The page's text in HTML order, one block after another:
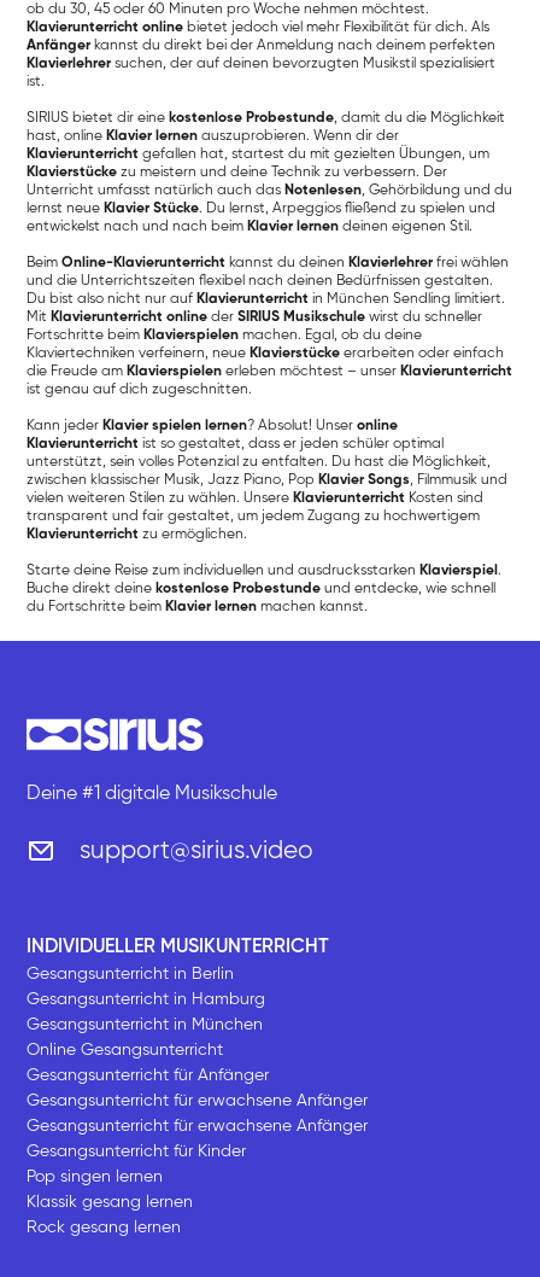
ob du 30, 45 oder 60 Minuten pro Woche nehmen möchtest.
Klavierunterricht online bietet jedoch viel mehr Flexibilität für dich. Als
Anfänger kannst du direkt bei der Anmeldung nach deinem perfekten
Klavierlehrer suchen, der auf deinen bevorzugten Musikstil spezialisiert
ist.
SIRIUS bietet dir eine kostenlose Probestunde, damit du die Möglichkeit
hast, online Klavier lernen auszuprobieren. Wenn dir der
Klavierunterricht gefallen hat, startest du mit gezielten Übungen, um
Klavierstücke zu meistern und deine Technik zu verbessern. Der
Unterricht umfasst natürlich auch das Notenlesen, Gehörbildung und du
lernst neue Klavier Stücke. Du lernst, Arpeggios fließend zu spielen und
entwickelst nach und nach beim Klavier lernen deinen eigenen Stil.
BeimOnline-Klavierunterricht kannst du deinen Klavierlehrer frei wählen
und die Unterrichtszeiten flexibel nach deinen Bedürfnissen gestalten.
Du bist also nicht nur auf Klavierunterricht in München Sendling limitiert.
Mit Klavierunterricht online derSIRIUS Musikschule wirst du schneller
Fortschritte beim Klavierspielen machen. Egal, ob du deine
Klaviertechniken verfeinern, neue Klavierstücke erarbeiten oder einfach
die Freude am Klavierspielen erleben möchtest – unser Klavierunterricht
ist genau auf dich zugeschnitten.
Kann jeder Klavier spielen lernen? Absolut! Unseronline
Klavierunterricht ist so gestaltet, dass er jeden schüler optimal
unterstützt, sein volles Potenzial zu entfalten. Du hast die Möglichkeit,
zwischen klassischer Musik, Jazz Piano, Pop Klavier Songs, Filmmusik und
vielen weiteren Stilen zu wählen. Unsere Klavierunterricht Kosten sind
transparent und fair gestaltet, um jedem Zugang zu hochwertigem
Klavierunterricht zu ermöglichen.
Starte deine Reise zum individuellen und ausdrucksstarken Klavierspiel.
Buche direkt deine kostenlose Probestunde und entdecke, wie schnell
du Fortschritte beim Klavier lernen machen kannst.
Deine #1 digitale Musikschule
support@sirius.video
INDIVIDUELLER MUSIKUNTERRICHT
Gesangsunterricht in Berlin
Gesangsunterricht in Hamburg
Gesangsunterricht in München
Online Gesangsunterricht
Gesangsunterricht für Anfänger
Gesangsunterricht für erwachsene Anfänger
Gesangsunterricht für erwachsene Anfänger
Gesangsunterricht für Kinder
Pop singen lernen
Klassik gesang lernen
Rock gesang lernen